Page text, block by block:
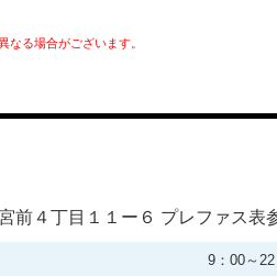
る場合がございます。
前４丁目１１ー６ プレファス表
9：00～